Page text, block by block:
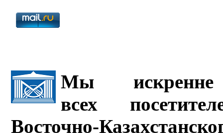
Мы искренне
всех
Восточно-